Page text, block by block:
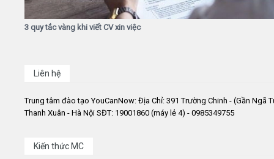
3 quy tắc vàng khi viết CV xin việc
Liên hệ
Trung tâm đào tạo YouCanNow: Địa Chỉ: 391 Trường Chinh - (Gần Ngã
Thanh Xuân - Hà Nội SĐT: 19001860 (máy lẻ 4) - 0985349755
Kiến thức MC